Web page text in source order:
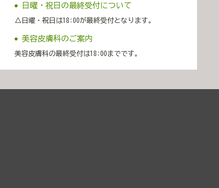
日曜・祝日の最終受付について
△日曜・祝日は18:00が最終受付となります。
美容皮膚科のご案内
美容皮膚科の最終受付は18:00までです。